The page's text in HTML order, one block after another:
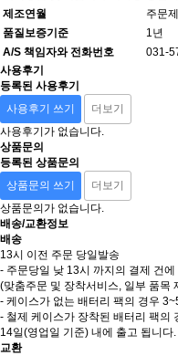
제조연월
주문
품질보증기준
1년
A/S 책임자와 전화번호
031-
사용후기
등록된 사용후기
사용후기 쓰기
더보기
사용후기가 없습니다.
상품문의
등록된 상품문의
상품문의 쓰기
더보기
상품문의가 없습니다.
배송/교환정보
배송
13시 이전 주문 당일발송
- 주문당일 낮 13시 까지의 결제 건
(맞춤주문 및 장착서비스, 일부 품목
- 케이스가 없는 배터리 팩의 경우
- 철제 케이스가 장착된 배터리 팩의
14일(영업일 기준) 내에 출고 됩니다.
교환